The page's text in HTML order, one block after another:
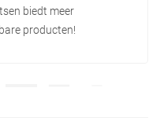
biedt meer
producten!